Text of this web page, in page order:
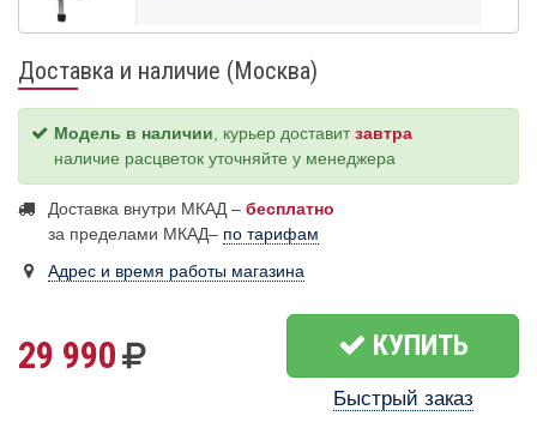
Доставка и наличие (Москва)
Модель в наличии, курьер доставитзавтра
наличие расцветок уточняйте у менеджера
Доставка внутри МКАД – бесплатно
за пределами МКАД– по тарифам
Адрес и время работы магазина
29 990 КУПИТЬ
Быстрый заказ